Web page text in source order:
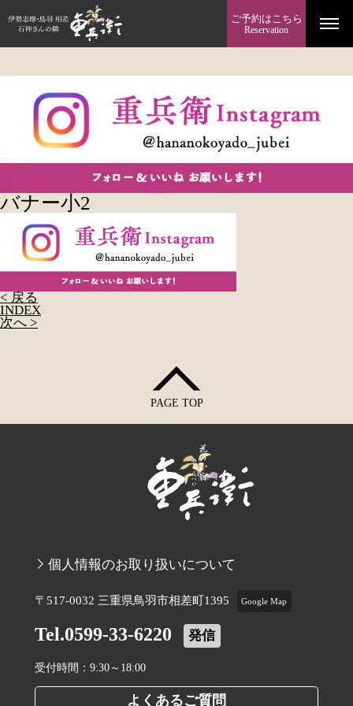
ご予約はこちら
Reservation
バナー小2
< 戻る
INDEX
次へ >
PAGE TOP
個人情報のお取り扱いについて
〒517-0032 三重県鳥羽市相差町1395 Google Map
Tel.0599-33-6220 発信
受付時間：9:30～18:00
よくあるご質問